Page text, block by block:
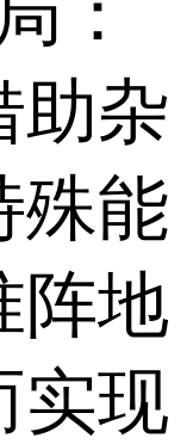
助杂
殊能
阵地
实现